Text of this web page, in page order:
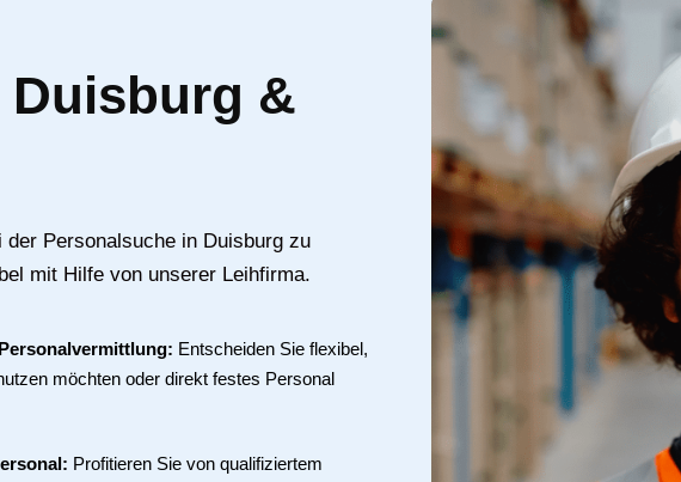
&
Personalsuche in Duisburg zu
mit Hilfe von unserer Leihfirma.
Entscheiden Sie flexibel,
möchten oder direkt festes Personal
Profitieren Sie von qualifiziertem